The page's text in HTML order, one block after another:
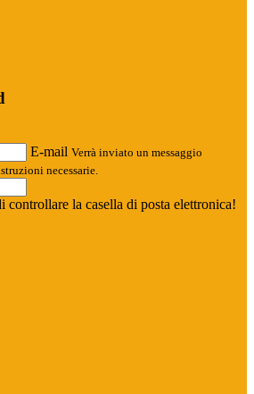
E-mail Verrà inviato un messaggio
necessarie.
controllare la casella di posta elettronica!